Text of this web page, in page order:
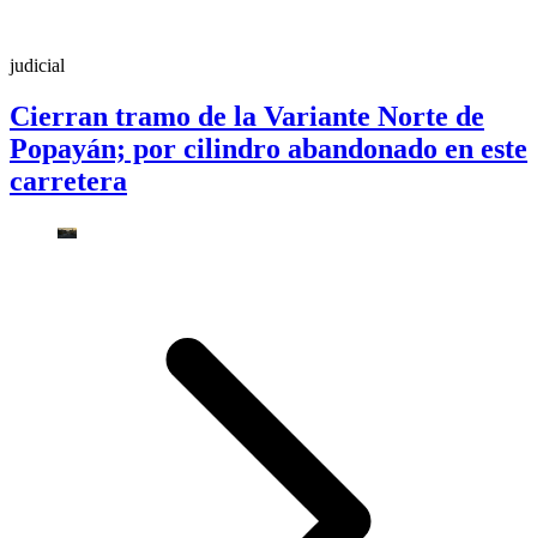
judicial
Cierran tramo de la Variante Norte de
Popayán; por cilindro abandonado en este
carretera